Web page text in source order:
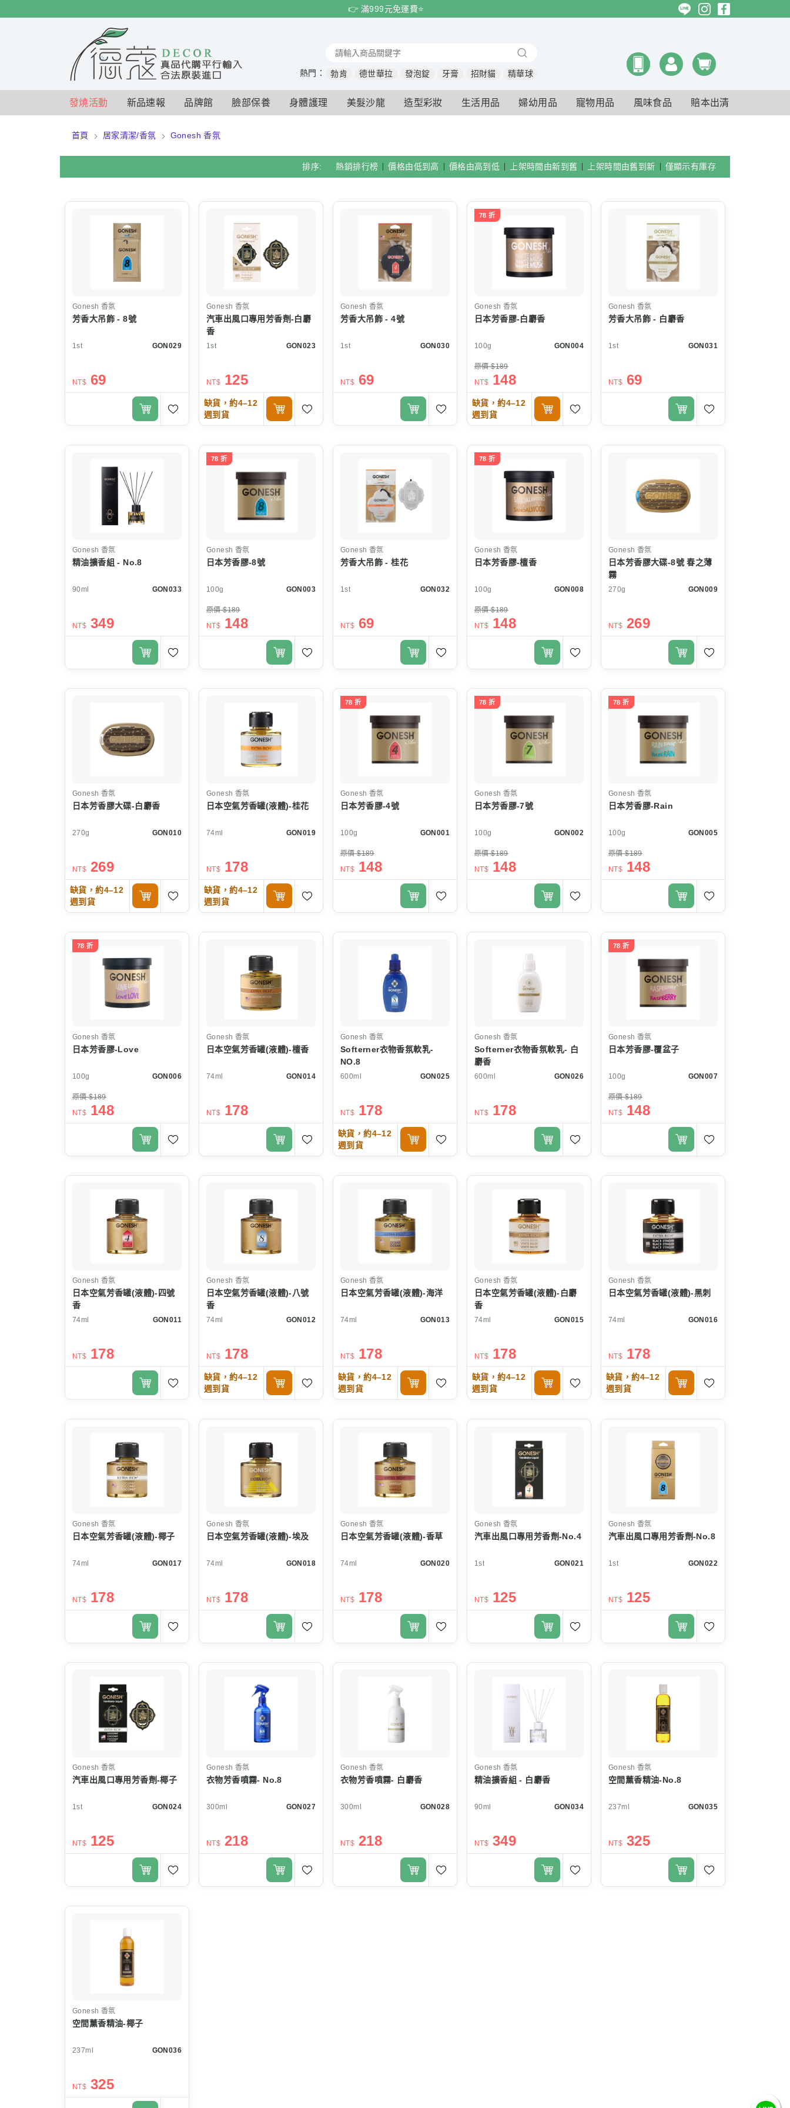
$
$
時 特賣 👉 滿999元免運費⭐️
熱門： 勃肯 德世華拉 發泡錠 牙膏 招財貓 精華球
發燒活動 新品速報 品牌館 臉部保養 身體護理 美髮沙龍 造型彩妝 生活用品 婦幼用品 寵物用品 風味食品 賠本出清
首頁 居家清潔/香氛 Gonesh 香氛
排序: 熱銷排行榜 價格由低到高 價格由高到低 上架時間由新到舊 上架時間由舊到新 僅顯示有庫存
Gonesh 香氛
芳香大吊飾 - 8號
1st GON029
NT$ 69
Gonesh 香氛
汽車出風口專用芳香劑-白麝
香
1st GON023
NT$ 125
缺貨，約4–12
週到貨
Gonesh 香氛
芳香大吊飾 - 4號
1st GON030
NT$ 69
78 折
Gonesh 香氛
日本芳香膠-白麝香
100g GON004
原價 $189
NT$ 148
缺貨，約4–12
週到貨
Gonesh 香氛
芳香大吊飾 - 白麝香
1st GON031
NT$ 69
Gonesh 香氛
精油擴香組 - No.8
90ml GON033
NT$ 349
78 折
Gonesh 香氛
日本芳香膠-8號
100g GON003
原價 $189
NT$ 148
Gonesh 香氛
芳香大吊飾 - 桂花
1st GON032
NT$ 69
78 折
Gonesh 香氛
日本芳香膠-檀香
100g GON008
原價 $189
NT$ 148
Gonesh 香氛
日本芳香膠大碟-8號 春之薄
霧
270g GON009
NT$ 269
Gonesh 香氛
日本芳香膠大碟-白麝香
270g GON010
NT$ 269
缺貨，約4–12
週到貨
Gonesh 香氛
日本空氣芳香罐(液體)-桂花
74ml GON019
NT$ 178
缺貨，約4–12
週到貨
78 折
Gonesh 香氛
日本芳香膠-4號
100g GON001
原價 $189
NT$ 148
78 折
Gonesh 香氛
日本芳香膠-7號
100g GON002
原價 $189
NT$ 148
78 折
Gonesh 香氛
日本芳香膠-Rain
100g GON005
原價 $189
NT$ 148
78 折
Gonesh 香氛
日本芳香膠-Love
100g GON006
原價 $189
NT$ 148
Gonesh 香氛
日本空氣芳香罐(液體)-檀香
74ml GON014
NT$ 178
Gonesh 香氛
Softerner衣物香氛軟乳-
NO.8
600ml GON025
NT$ 178
缺貨，約4–12
週到貨
Gonesh 香氛
Softerner衣物香氛軟乳- 白
麝香
600ml GON026
NT$ 178
78 折
Gonesh 香氛
日本芳香膠-覆盆子
100g GON007
原價 $189
NT$ 148
Gonesh 香氛
日本空氣芳香罐(液體)-四號
香
74ml GON011
NT$ 178
Gonesh 香氛
日本空氣芳香罐(液體)-八號
香
74ml GON012
NT$ 178
缺貨，約4–12
週到貨
Gonesh 香氛
日本空氣芳香罐(液體)-海洋
74ml GON013
NT$ 178
缺貨，約4–12
週到貨
Gonesh 香氛
日本空氣芳香罐(液體)-白麝
香
74ml GON015
NT$ 178
缺貨，約4–12
週到貨
Gonesh 香氛
日本空氣芳香罐(液體)-黑刺
74ml GON016
NT$ 178
缺貨，約4–12
週到貨
Gonesh 香氛
日本空氣芳香罐(液體)-椰子
74ml GON017
NT$ 178
Gonesh 香氛
日本空氣芳香罐(液體)-埃及
74ml GON018
NT$ 178
Gonesh 香氛
日本空氣芳香罐(液體)-香草
74ml GON020
NT$ 178
Gonesh 香氛
汽車出風口專用芳香劑-No.4
1st GON021
NT$ 125
Gonesh 香氛
汽車出風口專用芳香劑-No.8
1st GON022
NT$ 125
Gonesh 香氛
汽車出風口專用芳香劑-椰子
1st GON024
NT$ 125
Gonesh 香氛
衣物芳香噴霧- No.8
300ml GON027
NT$ 218
Gonesh 香氛
衣物芳香噴霧- 白麝香
300ml GON028
NT$ 218
Gonesh 香氛
精油擴香組 - 白麝香
90ml GON034
NT$ 349
Gonesh 香氛
空間薰香精油-No.8
237ml GON035
NT$ 325
Gonesh 香氛
空間薰香精油-椰子
237ml GON036
NT$ 325